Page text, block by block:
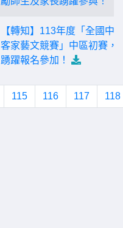
【轉知】113年度「全國中
客家藝文競賽」中區初賽，
踴躍報名參加！
115 116 117 118